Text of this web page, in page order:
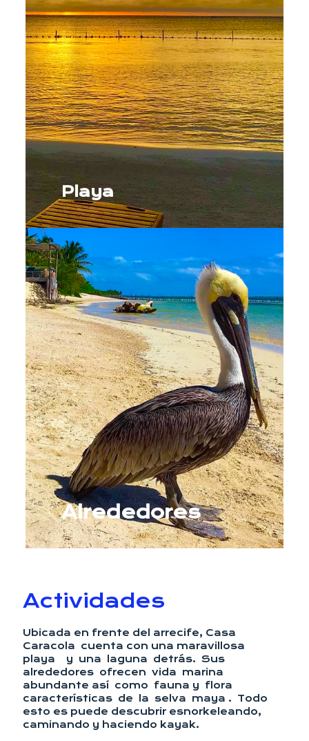
Playa
Alrededores
Actividades
Ubicada en frente del arrecife, Casa
Caracola cuenta con una maravillosa
playa y una laguna detrás. Sus
alrededores ofrecen vida marina
abundante así como fauna y flora
características de la selva maya . Todo
esto es puede descubrir esnorkeleando,
caminando y haciendo kayak.